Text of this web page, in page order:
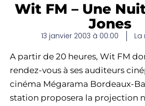
Wit FM – Une
Jones
13 janvier 2003 à 00:00
A partir de 20 heures, Wit FM
rendez-vous à ses auditeurs
cinéma Mégarama Bordeaux-
station proposera la projection